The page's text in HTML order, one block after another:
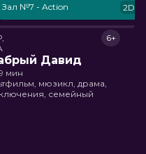
Зал №7 - Action
2D
Давид
6+
мин
мюзикл, драма,
семейный